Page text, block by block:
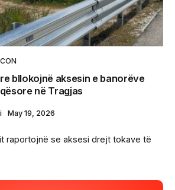
bllokojnë aksesin e banorëve
në Tragjas
May 19, 2026
raportojnë se aksesi drejt tokave të